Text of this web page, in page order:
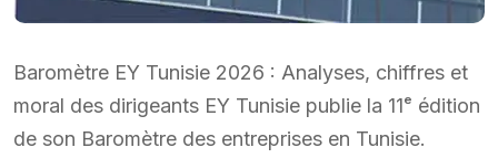
Baromètre EY Tunisie 2026 : Analyses, chiffres et
moral des dirigeants EY Tunisie publie la 11ᵉ édition
de son Baromètre des entreprises en Tunisie.